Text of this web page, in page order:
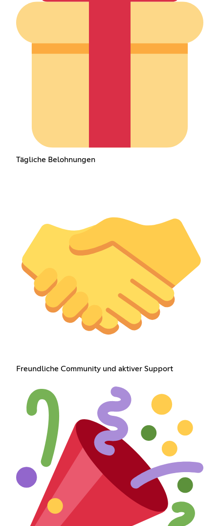
Tägliche Belohnungen
Freundliche Community und aktiver Support